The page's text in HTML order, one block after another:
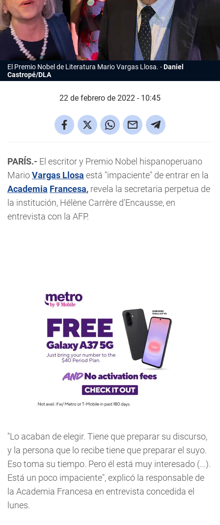
El Premio Nobel de Literatura Mario Vargas Llosa.
Daniel
Castropé/DLA
22 de febrero de 2022 - 10:45
PARÍS.- El escritor y Premio Nobel hispanoperuano
MarioVargas Llosa está "impaciente" de entrar en la
Academia Francesa, revela la secretaria perpetua de
la institución, Hélène Carrère d'Encausse, en
entrevista con la AFP.
"Lo acaban de elegir. Tiene que preparar su discurso,
y la persona que lo recibe tiene que preparar el suyo.
Eso toma su tiempo. Pero él está muy interesado (...).
Está un poco impaciente", explicó la responsable de
la Academia Francesa en entrevista concedida el
lunes.